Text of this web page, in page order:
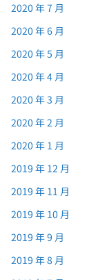
2020 年 7 月
2020 年 6 月
2020 年 5 月
2020 年 4 月
2020 年 3 月
2020 年 2 月
2020 年 1 月
2019 年 12 月
2019 年 11 月
2019 年 10 月
2019 年 9 月
2019 年 8 月